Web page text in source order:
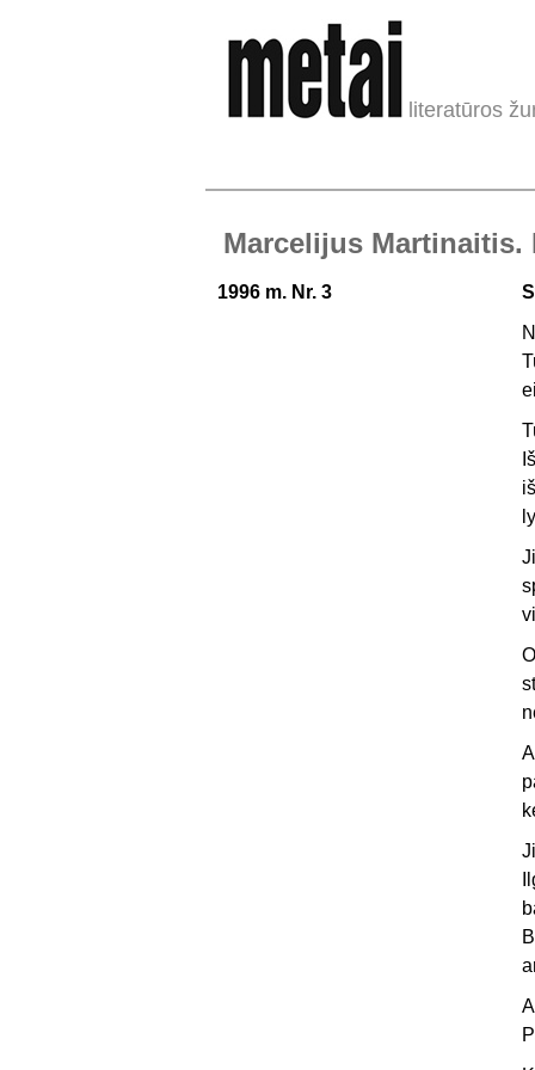
literatūros
Marcelijus Martinaitis.
1996 m. Nr. 3